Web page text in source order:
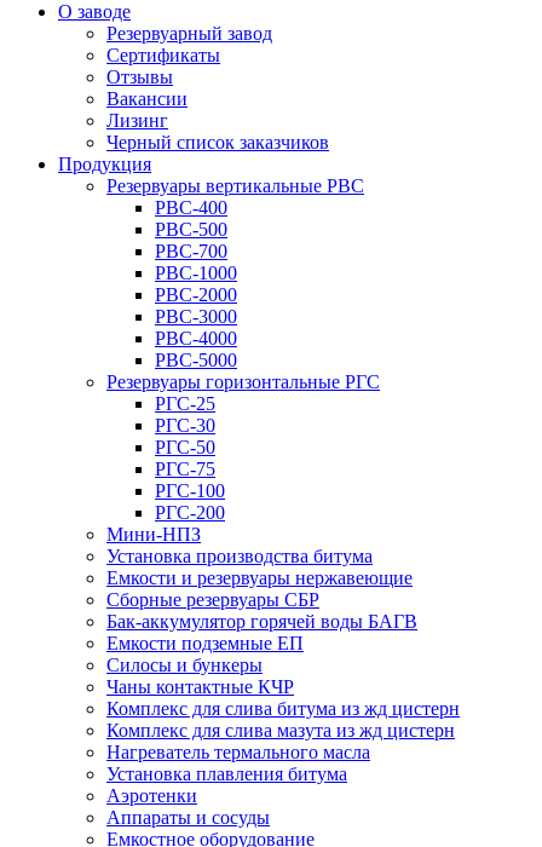
О заводе
Резервуарный завод
Сертификаты
Отзывы
Вакансии
Лизинг
Черный список заказчиков
Продукция
Резервуары вертикальные РВС
РВС-400
РВС-500
РВС-700
РВС-1000
РВС-2000
РВС-3000
РВС-4000
РВС-5000
Резервуары горизонтальные РГС
РГС-25
РГС-30
РГС-50
РГС-75
РГС-100
РГС-200
Мини-НПЗ
Установка производства битума
Емкости и резервуары нержавеющие
Сборные резервуары СБР
Бак-аккумулятор горячей воды БАГВ
Емкости подземные ЕП
Силосы и бункеры
Чаны контактные КЧР
Комплекс для слива битума из жд цистерн
Комплекс для слива мазута из жд цистерн
Нагреватель термального масла
Установка плавления битума
Аэротенки
Аппараты и сосуды
Емкостное оборудование